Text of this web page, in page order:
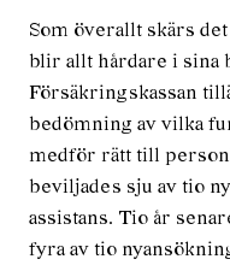
Som överallt skärs
blir allt hårdare i sina
Försäkringskassan
bedömning av vilka
medför rätt till
beviljades sju av tio
assistans. Tio år
fyra av tio